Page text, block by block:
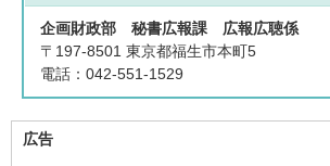
企画財政部 秘書広報課 広報広聴係
〒197-8501 東京都福生市本町5
電話：042-551-1529
広告